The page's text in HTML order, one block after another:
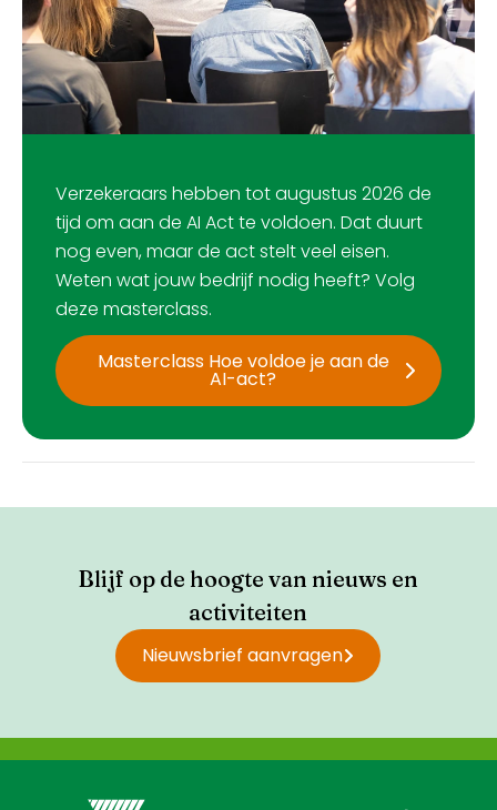
Verzekeraars hebben tot augustus 2026 de
tijd om aan de AI Act te voldoen. Dat duurt
nog even, maar de act stelt veel eisen.
Weten wat jouw bedrijf nodig heeft? Volg
deze masterclass.
Masterclass Hoe voldoe je aan de
AI-act?
Blijf op de hoogte van nieuws en
activiteiten
Nieuwsbrief aanvragen